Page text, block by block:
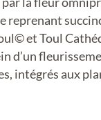
reprenant
et Toul
d’un
intégrés aux